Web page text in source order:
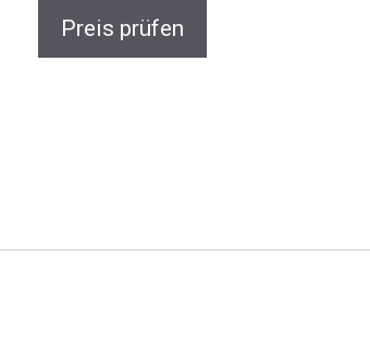
Preis prüfen